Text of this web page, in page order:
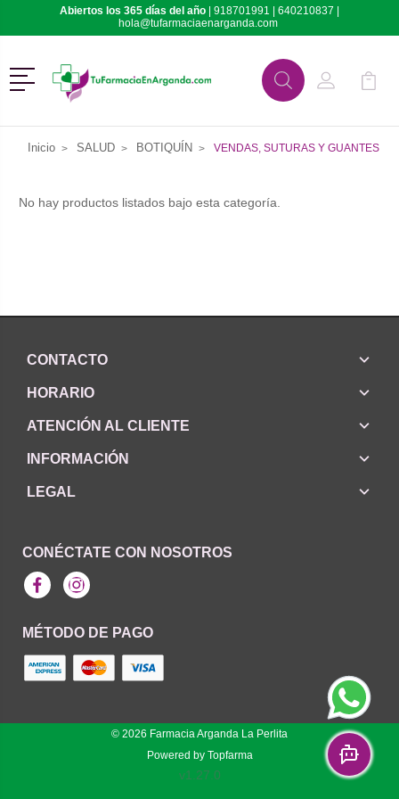
Abiertos los 365 días del año | 918701991 | 640210837 |
hola@tufarmaciaenarganda.com
Menú
BuscarMi Cuenta
Mi
Inicio SALUD BOTIQUÍN VENDAS, SUTURAS Y GUANTES
No hay productos listados bajo esta categoría.
CONTACTO
HORARIO
ATENCIÓN AL CLIENTE
INFORMACIÓN
LEGAL
CONÉCTATE CON NOSOTROS
FacebookInstagram
MÉTODO DE PAGO
© 2026 Farmacia Arganda La Perlita
Powered by Topfarma
v1.27.0